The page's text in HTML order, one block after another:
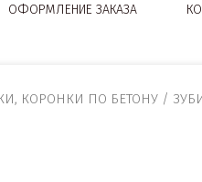
ОФОРМЛЕНИЕ ЗАКАЗА
КОРОНКИ ПО БЕТОНУ/